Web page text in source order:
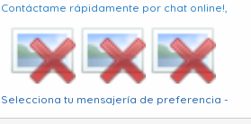
rápidamente por chat online!,
tu mensajería de preferencia -